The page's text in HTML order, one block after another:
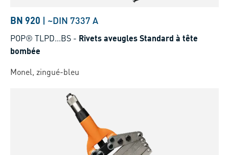
BN 920 | ~DIN 7337 A
POP® TLPD...BS - Rivets aveugles Standard à tête
bombée
Monel, zingué-bleu